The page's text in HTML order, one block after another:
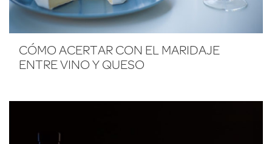
CÓMO ACERTAR CON EL MARIDAJE
ENTRE VINO Y QUESO